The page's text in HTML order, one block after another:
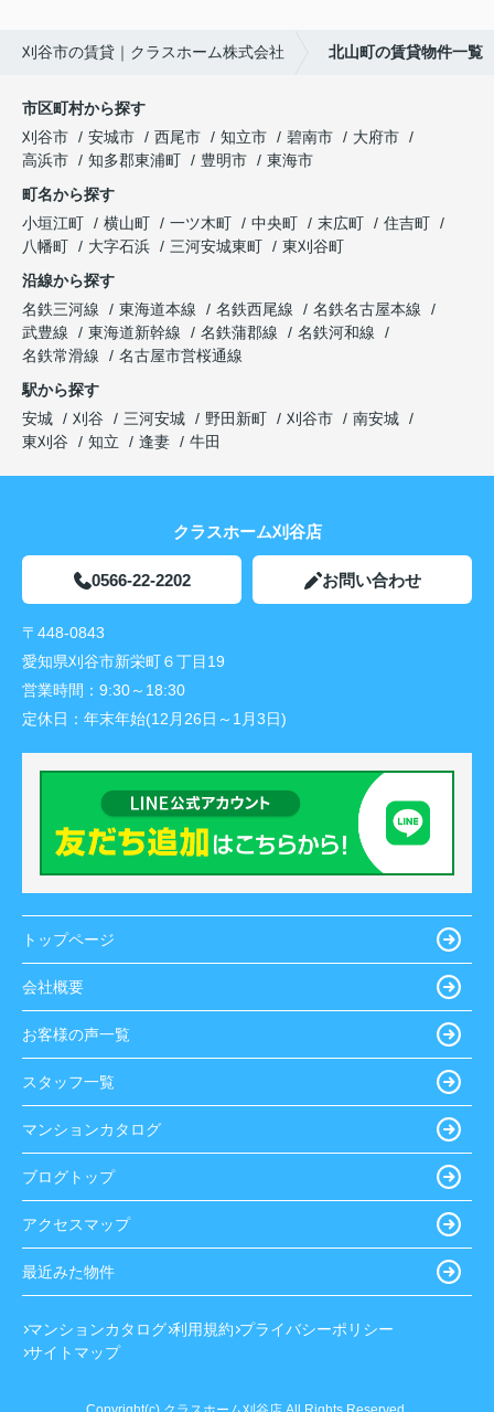
刈谷市の賃貸｜クラスホーム株式会社 北山町の賃貸物件一覧
市区町村から探す
刈谷市
安城市 西尾市 知立市 碧南市
大府市
高浜市
知多郡東浦町 豊明市
東海市
町名から探す
小垣江町
横山町 一ツ木町 中央町 末広町
住吉町
八幡町
大字石浜 三河安城東町
東刈谷町
沿線から探す
名鉄三河線
東海道本線 名鉄西尾線
名鉄名古屋本線
武豊線
東海道新幹線 名鉄蒲郡線
名鉄河和線
名鉄常滑線
名古屋市営桜通線
駅から探す
安城
刈谷 三河安城 野田新町 刈谷市
南安城
東刈谷
知立 逢妻 牛田
クラスホーム刈谷店
0566-22-2202 お問い合わせ
〒448-0843
愛知県刈谷市新栄町６丁目19
営業時間： 9:30～18:30
定休日： 年末年始(12月26日～1月3日)
トップページ
会社概要
お客様の声一覧
スタッフ一覧
マンションカタログ
ブログトップ
アクセスマップ
最近みた物件
マンションカタログ 利用規約 プライバシーポリシー
サイトマップ